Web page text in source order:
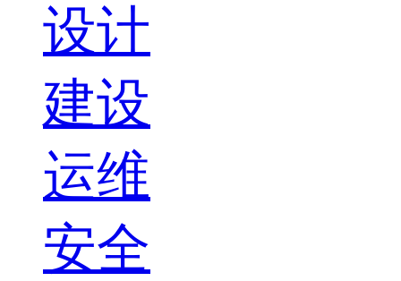
设计
建设
运维
安全